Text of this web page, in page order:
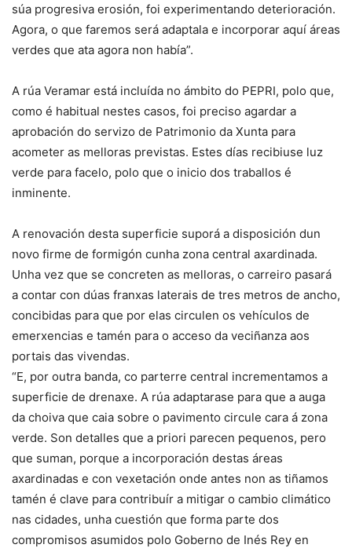
súa progresiva erosión, foi experimentando deterioración.
Agora, o que faremos será adaptala e incorporar aquí áreas
verdes que ata agora non había”.
A rúa Veramar está incluída no ámbito do PEPRI, polo que,
como é habitual nestes casos, foi preciso agardar a
aprobación do servizo de Patrimonio da Xunta para
acometer as melloras previstas. Estes días recibiuse luz
verde para facelo, polo que o inicio dos traballos é
inminente.
A renovación desta superficie suporá a disposición dun
novo firme de formigón cunha zona central axardinada.
Unha vez que se concreten as melloras, o carreiro pasará
a contar con dúas franxas laterais de tres metros de ancho,
concibidas para que por elas circulen os vehículos de
emerxencias e tamén para o acceso da veciñanza aos
portais das vivendas.
“E, por outra banda, co parterre central incrementamos a
superficie de drenaxe. A rúa adaptarase para que a auga
da choiva que caia sobre o pavimento circule cara á zona
verde. Son detalles que a priori parecen pequenos, pero
que suman, porque a incorporación destas áreas
axardinadas e con vexetación onde antes non as tiñamos
tamén é clave para contribuír a mitigar o cambio climático
nas cidades, unha cuestión que forma parte dos
compromisos asumidos polo Goberno de Inés Rey en